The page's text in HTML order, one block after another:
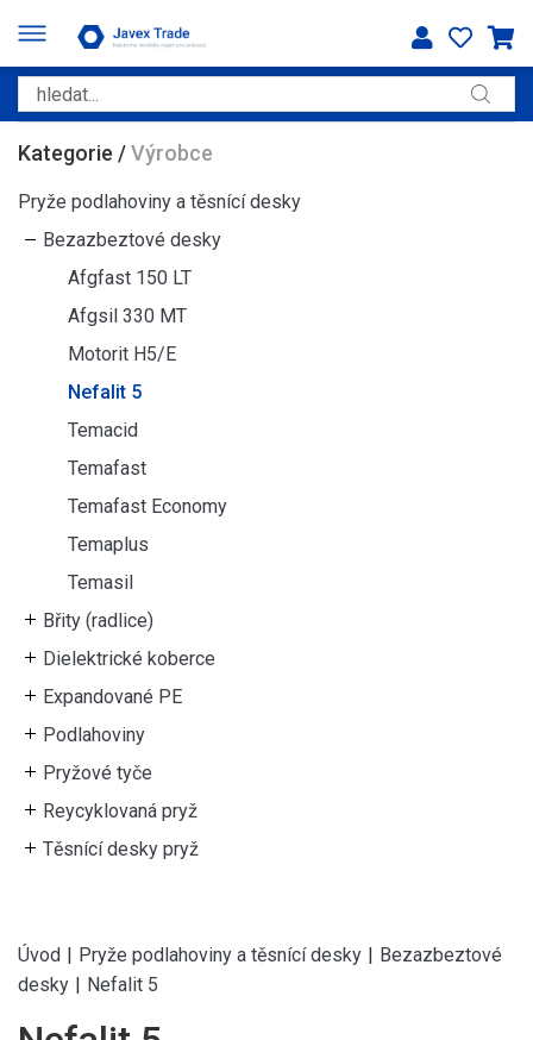
Kategorie /Výrobce
Pryže podlahoviny a těsnící desky
Bezazbeztové desky
Afgfast 150 LT
Afgsil 330 MT
Motorit H5/E
Nefalit 5
Temacid
Temafast
Temafast Economy
Temaplus
Temasil
Břity (radlice)
Dielektrické koberce
Expandované PE
Podlahoviny
Pryžové tyče
Reycyklovaná pryž
Těsnící desky pryž
Úvod | Pryže podlahoviny a těsnící desky | Bezazbeztové
desky | Nefalit 5